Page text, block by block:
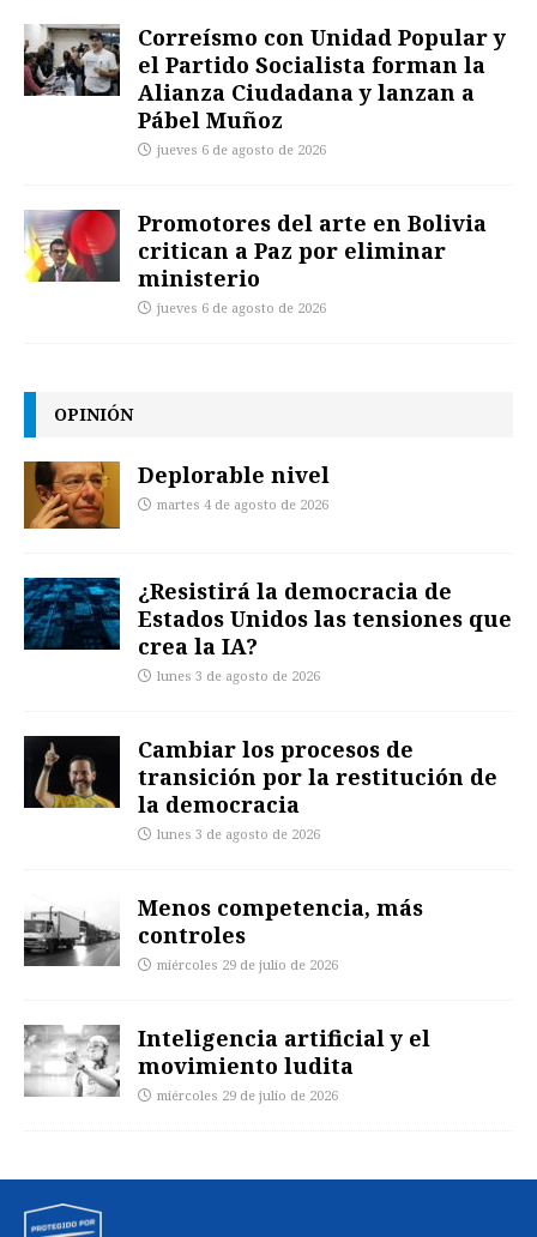
Correísmo con Unidad Popular y
el Partido Socialista forman la
Alianza Ciudadana y lanzan a
Pábel Muñoz
jueves 6 de agosto de 2026
Promotores del arte en Bolivia
critican a Paz por eliminar
ministerio
jueves 6 de agosto de 2026
OPINIÓN
Deplorable nivel
martes 4 de agosto de 2026
¿Resistirá la democracia de
Estados Unidos las tensiones que
crea la IA?
lunes 3 de agosto de 2026
Cambiar los procesos de
transición por la restitución de
la democracia
lunes 3 de agosto de 2026
Menos competencia, más
controles
miércoles 29 de julio de 2026
Inteligencia artificial y el
movimiento ludita
miércoles 29 de julio de 2026